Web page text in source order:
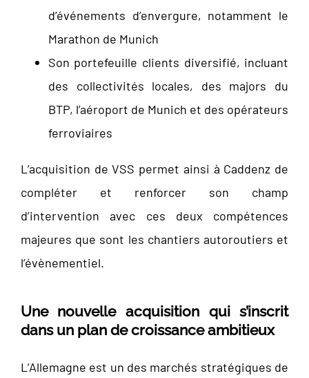
d’événements d’envergure, notamment le
Marathon de Munich
Son portefeuille clients diversifié, incluant
des collectivités locales, des majors du
BTP, l’aéroport de Munich et des opérateurs
ferroviaires
L’acquisition de VSS permet ainsi à Caddenz de
compléter et renforcer son champ
d’intervention avec ces deux compétences
majeures que sont les chantiers autoroutiers et
l’évènementiel.
Une nouvelle acquisition qui s’inscrit
dans un plan de croissance ambitieux
L’Allemagne est un des marchés stratégiques de